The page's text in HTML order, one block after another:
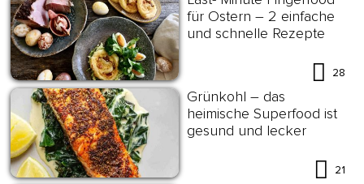
für Ostern – 2 einfache
und schnelle Rezepte
28
Grünkohl – das
heimische Superfood ist
gesund und lecker
21